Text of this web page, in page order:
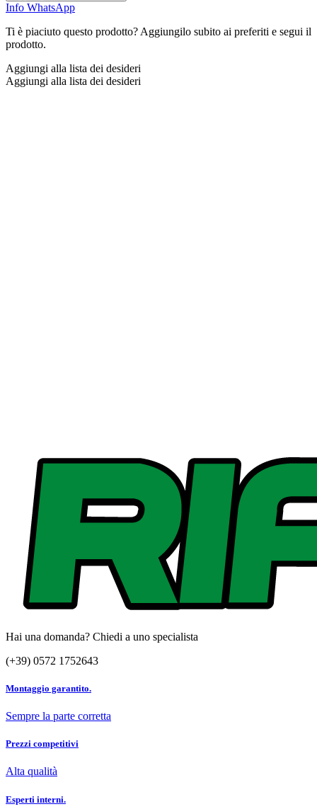
Info WhatsApp
Ti è piaciuto questo prodotto? Aggiungilo subito ai preferiti e segui il
prodotto.
Aggiungi alla lista dei desideri
Aggiungi alla lista dei desideri
Hai una domanda? Chiedi a uno specialista
(+39) 0572 1752643
Montaggio garantito.
Sempre la parte corretta
Prezzi competitivi
Alta qualità
Esperti interni.